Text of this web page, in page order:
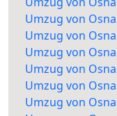
Umzug von
Umzug von
Umzug von
Umzug von
Umzug von
Umzug von